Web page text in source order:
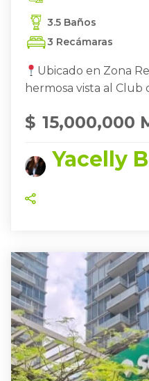
3.5 Baños
3 Recámaras
Ubicado en Zona
hermosa vista al Club
$ 15,000,000
Yacelly